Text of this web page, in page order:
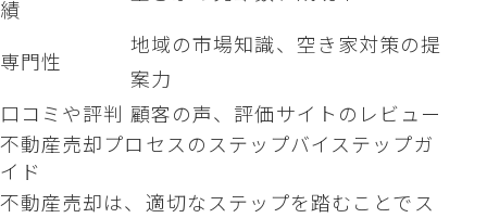
績
専門性
地域の市場知識、空き家対策の提
案力
口コミや評判 顧客の声、評価サイトのレビュー
不動産売却プロセスのステップバイステップガ
イド
不動産売却は、適切なステップを踏むことでス